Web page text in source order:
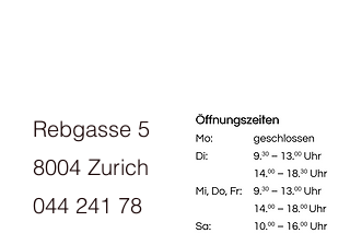
Rebgasse 5
8004 Zurich
044 241 78